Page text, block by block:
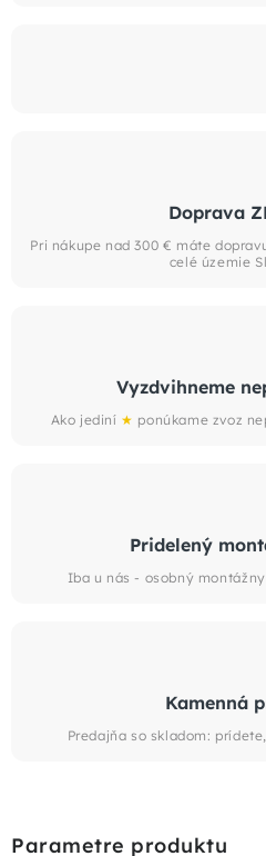
Doprava
Pri nákupe nad 300 € máte
celé územie
Vyzdvihneme
Ako jediní ★ ponúkame zvoz
Pridelený
Iba u nás - osobný
Kamenná
Predajňa so skladom:
Parametre produktu